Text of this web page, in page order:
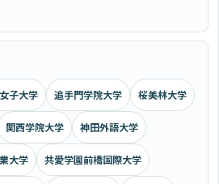
子大学 追手門学院大学 桜美林大学
関西学院大学 神田外語大学
大学 共愛学園前橋国際大学